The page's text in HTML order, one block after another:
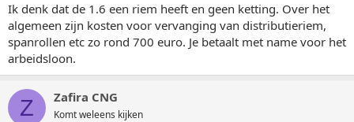
Ik denk dat de 1.6 een riem heeft en geen ketting. Over het
algemeen zijn kosten voor vervanging van distributieriem,
spanrollen etc zo rond 700 euro. Je betaalt met name voor het
arbeidsloon.
Z Zafira CNG
Komt weleens kijken